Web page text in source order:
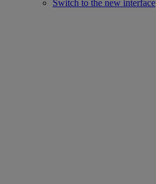
Switch to the new interface